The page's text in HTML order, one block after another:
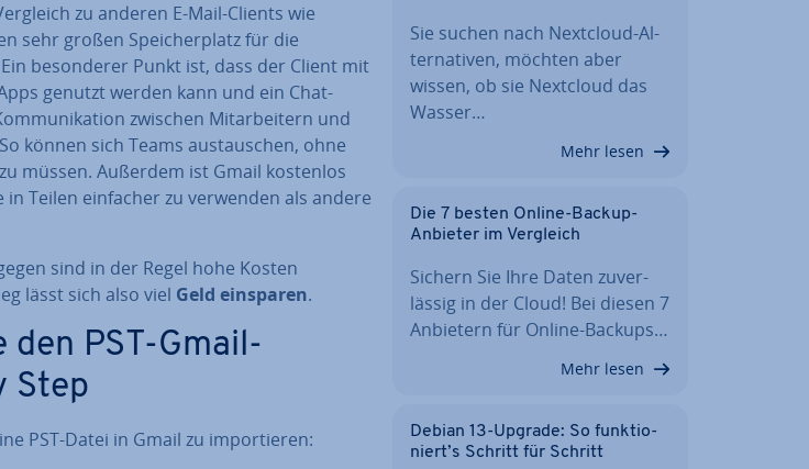
zu anderen E-Mail-Clients wie
sehr großen Spei­cher­platz für die
be­son­de­rer Punkt ist, dass der Client mit
genutzt werden kann und ein Chat-
zwischen Mit­ar­bei­tern und
können sich Teams aus­tau­schen, ohne
müssen. Außerdem ist Gmail kostenlos
Teilen einfacher zu verwenden als andere
sind in der Regel hohe Kosten
lässt sich also viel Geld einsparen.
den PST-Gmail-
Step
PST-Datei in Gmail zu im­por­tie­ren:
Sie suchen nach Nextcloud-Al­
ter­na­ti­ven, möchten aber
wissen, ob sie Nextcloud das
Wasser…
Mehr lesen
Die 7 besten Online-Backup-
Anbieter im Vergleich
Sichern Sie Ihre Daten zu­ver­
läs­sig in der Cloud! Bei diesen 7
Anbietern für Online-Backups…
Mehr lesen
Debian 13-Upgrade: So funk­tio­
niert’s Schritt für Schritt